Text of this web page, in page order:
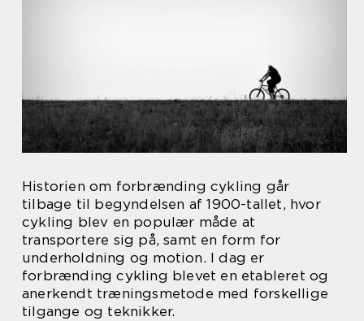
Historien om forbrænding cykling går
tilbage til begyndelsen af 1900-tallet, hvor
cykling blev en populær måde at
transportere sig på, samt en form for
underholdning og motion. I dag er
forbrænding cykling blevet en etableret og
anerkendt træningsmetode med forskellige
tilgange og teknikker.